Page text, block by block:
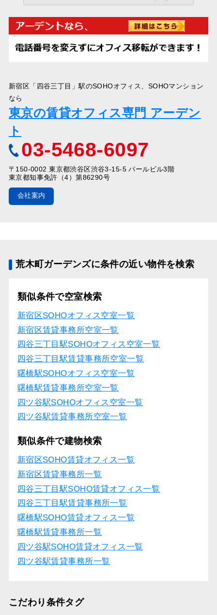
新宿区「四谷三丁目」駅のSOHOオフィス、SOHOマンション
なら
東京の賃貸オフィス専門 アーデン
ト
03-5468-6097
〒150-0002 東京都渋谷区渋谷3-15-5 パールビル3階
東京都知事免許（4）第86290号
会社案内
荒木町ガーデンズに条件の近い物件を検索
類似条件で空室検索
新宿区SOHOオフィス空室一覧
新宿区賃貸事務所空室一覧
四谷三丁目駅SOHOオフィス空室一覧
四谷三丁目駅賃貸事務所空室一覧
曙橋駅SOHOオフィス空室一覧
曙橋駅賃貸事務所空室一覧
四ツ谷駅SOHOオフィス空室一覧
四ツ谷駅賃貸事務所空室一覧
類似条件で建物検索
新宿区SOHO賃貸オフィス一覧
新宿区賃貸事務所一覧
四谷三丁目駅SOHO賃貸オフィス一覧
四谷三丁目駅賃貸事務所一覧
曙橋駅SOHO賃貸オフィス一覧
曙橋駅賃貸事務所一覧
四ツ谷駅SOHO賃貸オフィス一覧
四ツ谷駅賃貸事務所一覧
こだわり条件タグ